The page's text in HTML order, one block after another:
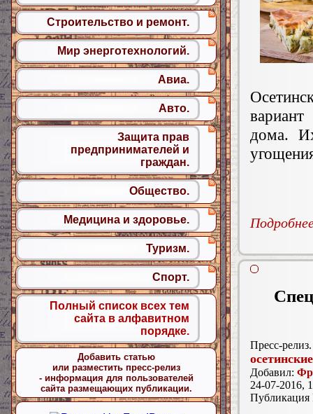
дома.
Пресс-релиз.
Добавил:
24-07-2016,
Строительство и ремонт.
Мир энерготехнологий.
Авиа.
Авто.
Защита прав
предпринимателей и
граждан.
Общество.
Медицина и здоровье.
Туризм.
Спорт.
Полный список всех тем
сайта в алфавитном
порядке.
Добавить статью
или разместить пресс-релиз
- информация для пользователей
сайта размещающих публикации.